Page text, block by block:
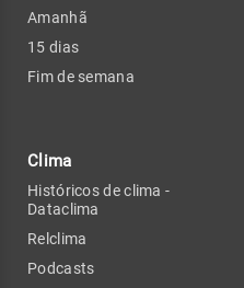
Amanhã
15 dias
Fim de semana
Clima
Históricos de clima -
Dataclima
Relclima
Podcasts